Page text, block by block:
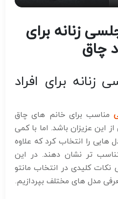
زنانه برای
چاق
زنانه برای افراد
مناسب برای خانم های چاق
این عزیزان باشد. اما با کمی
را انتخاب کرد که علاوه
تر نشان دهند. در این
نکات کلیدی در انتخاب مانتو
مدل های مختلف بپردازیم.